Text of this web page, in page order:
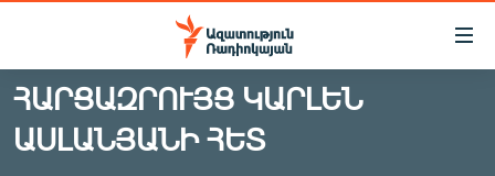
Մատչելիության
Անցնել
հիմնական
բովանդակությանը
ԱԶԱՏՈՒԹՅՈՒՆ TV
ՀԱՅԱՍՏԱՆ
ՀԱՐՑԱԶՐՈՒՅՑ ԿԱՐԼԵՆ
ԱՍԼԱՆՅԱՆԻ ՀԵՏ